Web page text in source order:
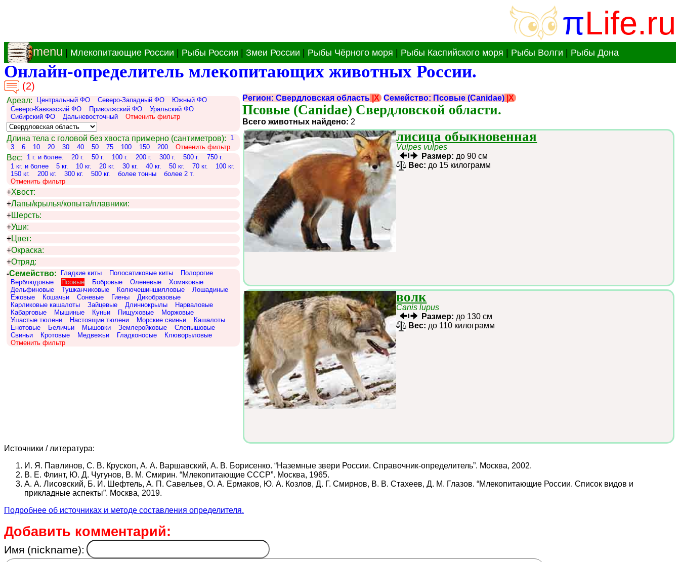
πLife.ru
menu Млекопитающие России Рыбы России Змеи России Рыбы Чёрного моря Рыбы Каспийского моря Рыбы Волги Рыбы Дона
Онлайн-определитель млекопитающих животных России.
(2)
Ареал: Центральный ФО Северо-Западный ФО
Южный ФО
Северо-Кавказский ФО
Приволжский ФО
Уральский ФО
Сибирский ФО
Дальневосточный Отменить фильтр
Длина тела с головой без хвоста примерно (сантиметров):
1
3
6 10 20 30 40 50 75 100 150 200 Отменить фильтр
Вес: 1 г. и более. 20 г. 50 г. 100 г. 200 г. 300 г. 500 г.
750 г.
1 кг. и более
5 кг. 10 кг. 20 кг. 30 кг. 40 кг. 50 кг. 70 кг.
100 кг.
150 кг.
200 кг. 300 кг. 500 кг. более тонны
более 2 т.
Отменить фильтр
+Хвост:
+Лапы/крылья/копыта/плавники:
+Шерсть:
+Уши:
+Цвет:
+Окраска:
+Отряд:
-Семейство: Гладкие киты Полосатиковые киты
Полорогие
Верблюдовые
Псовые Бобровые Оленевые
Хомяковые
Дельфиновые
Тушканчиковые Колючешиншилловые
Лошадиные
Ежовые
Кошачьи Соневые Гиены
Дикобразовые
Карликовые кашалоты
Зайцевые Длиннокрылы
Нарваловые
Кабарговые
Мышиные Куньи Пищуховые
Моржовые
Ушастые тюлени
Настоящие тюлени Морские свиньи
Кашалоты
Енотовые
Беличьи Мышовки Землеройковые
Слепышовые
Свиньи
Кротовые Медвежьи Гладконосые
Клюворыловые
Отменить фильтр
Регион: Свердловская область |X Семейство: Псовые (Canidae) |X
Псовые (Canidae) Свердловской области.
Всего животных найдено: 2
лисица обыкновенная
Vulpes vulpes
Размер: до 90 см
Вес: до 15 килограмм
волк
Canis lupus
Размер: до 130 см
Вес: до 110 килограмм
Источники / литература:
И. Я. Павлинов, С. В. Крускоп, А. А. Варшавский, А. В. Борисенко. “Наземные звери России. Справочник-определитель”. Москва, 2002.
В. Е. Флинт, Ю. Д. Чугунов, В. М. Смирин. “Млекопитающие СССР”. Москва, 1965.
А. А. Лисовский, Б. И. Шефтель, А. П. Савельев, О. А. Ермаков, Ю. А. Козлов, Д. Г. Смирнов, В. В. Стахеев, Д. М. Глазов. “Млекопитающие России. Список видов и
прикладные аспекты”. Москва, 2019.
Подробнее об источниках и методе составления определителя.
Добавить комментарий:
Имя (nickname):